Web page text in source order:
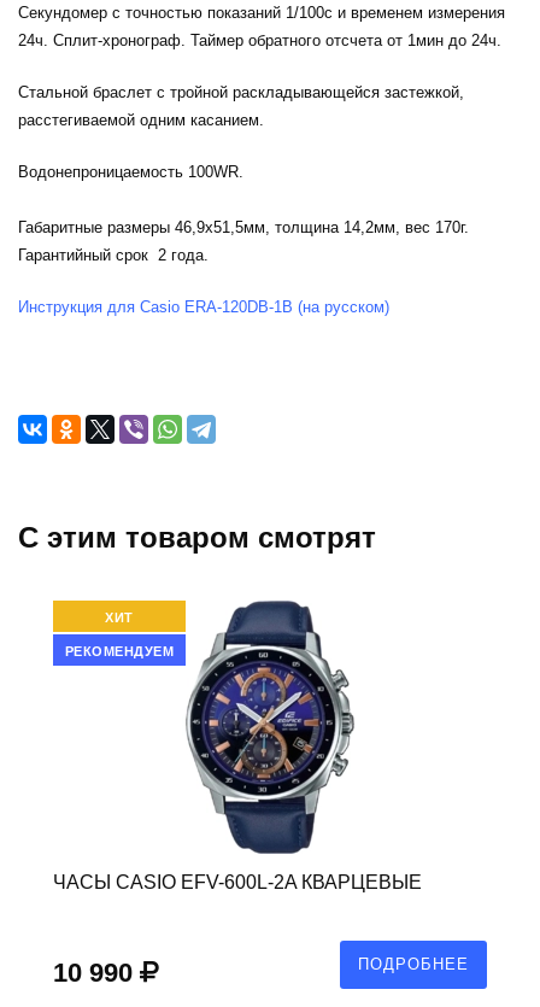
Секундомер с точностью показаний 1/100с и временем измерения
24ч. Сплит-хронограф. Таймер обратного отсчета от 1мин до 24ч.
Стальной браслет с тройной раскладывающейся застежкой,
расстегиваемой одним касанием.
Водонепроницаемость 100WR.
Габаритные размеры 46,9х51,5мм, толщина 14,2мм, вес 170г.
Гарантийный срок 2 года.
Инструкция для Casio ERA-120DB-1B (на русском)
C этим товаром смотрят
ХИТ
РЕКОМЕНДУЕМ
ЧАСЫ CASIO EFV-600L-2A КВАРЦЕВЫЕ
10 990 ПОДРОБНЕЕ